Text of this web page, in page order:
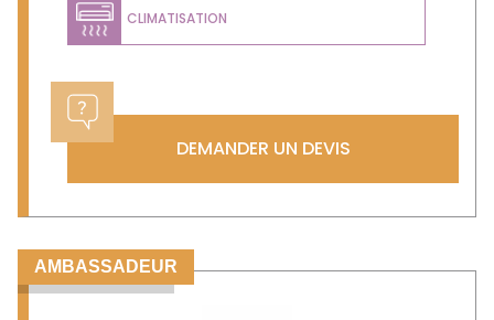
CLIMATISATION
DEMANDER UN DEVIS
AMBASSADEUR